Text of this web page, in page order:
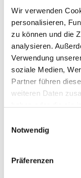
Wir verwenden
personalisieren,
zu können und die
analysieren.
Verwendung
soziale Medien,
Partner führen
weiteren Daten
Notwendig
Präferenzen
Ihre Nachricht*
Beantwortung
auch zu Ihren